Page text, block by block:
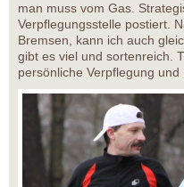
man muss vom Gas.
Verpflegungsstelle postiert.
Bremsen, kann ich auch
gibt es viel und sortenreich.
persönliche Verpflegung und